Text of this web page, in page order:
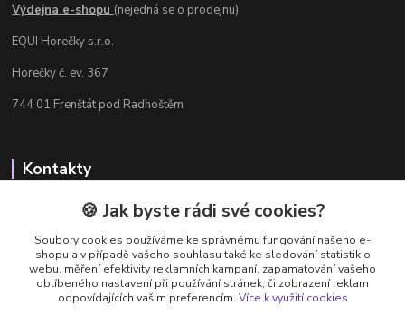
Výdejna e-shopu (nejedná se o prodejnu)
EQUI Horečky s.r.o.
Horečky č. ev. 367
744 01 Frenštát pod Radhoštěm
Kontakty
Radka Chamrádová
+420 737 484 708
Výdejna e-shopu: Po-Ne, 8-20 hod.
info@equi-horecky.cz
🍪 Jak byste rádi své cookies?
Soubory cookies používáme ke správnému fungování našeho e-
shopu a v případě vašeho souhlasu také ke sledování statistik o
webu, měření efektivity reklamních kampaní, zapamatování vašeho
oblíbeného nastavení při používání stránek, či zobrazení reklam
odpovídajících vašim preferencím. Více k využití cookies